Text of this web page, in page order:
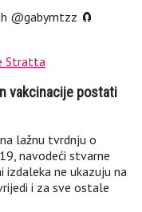
@gabymtzz 🧲
Stratta
vakcinacije postati
lažnu tvrdnju o
navodeći stvarne
izdaleka ne ukazuju na
i za sve ostale